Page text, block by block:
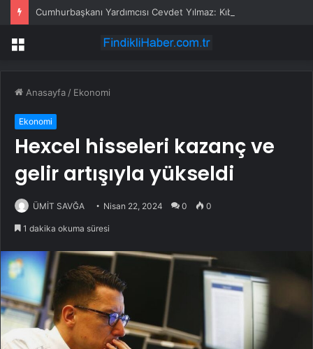
Menü
Anasayfa / Ekonomi
Ekonomi
Hexcel hisseleri kazanç ve
gelir artışıyla yükseldi
ÜMİT SAVĞA Nisan 22, 2024 0 0
1 dakika okuma süresi